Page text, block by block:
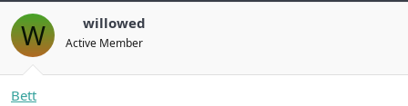
W willowed
Active Member
Bett